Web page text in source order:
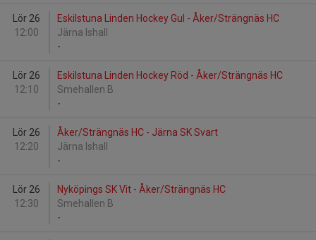
Lör 26
12:00
Eskilstuna Linden Hockey Gul - Åker/Strängnäs HC
Järna Ishall
-
Lör 26
12:10
Eskilstuna Linden Hockey Röd - Åker/Strängnäs HC
Smehallen B
-
Lör 26
12:20
Åker/Strängnäs HC - Järna SK Svart
Järna Ishall
-
Lör 26
12:30
Nyköpings SK Vit - Åker/Strängnäs HC
Smehallen B
-